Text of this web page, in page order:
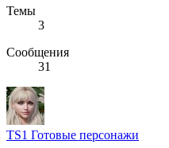
Темы
3
Сообщения
31
TS1 Готовые персонажи